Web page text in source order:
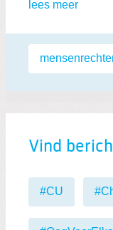
lees meer
Vind
#CU